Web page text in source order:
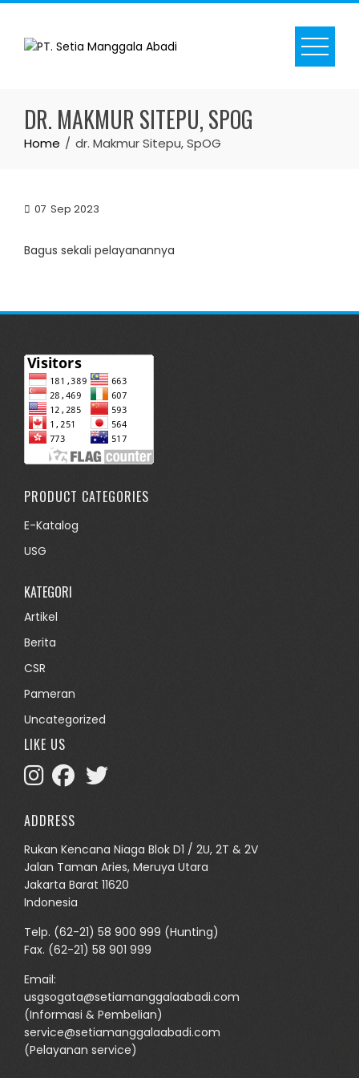
Skip
content
DR. MAKMUR SITEPU, SPOG
Home dr. Makmur Sitepu, SpOG
07 Sep 2023
Bagus sekali pelayanannya
PRODUCT CATEGORIES
E-Katalog
USG
KATEGORI
Artikel
Berita
CSR
Pameran
Uncategorized
LIKE US
ADDRESS
Rukan Kencana Niaga Blok D1 / 2U, 2T & 2V
Jalan Taman Aries, Meruya Utara
Jakarta Barat 11620
Indonesia
Telp. (62-21) 58 900 999 (Hunting)
Fax. (62-21) 58 901 999
Email:
usgsogata@setiamanggalaabadi.com
(Informasi & Pembelian)
service@setiamanggalaabadi.com
(Pelayanan service)